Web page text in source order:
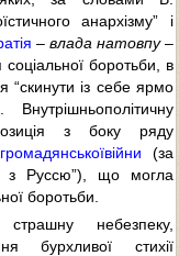
анархізму” і
– влада натовпу–
боротьби, в
“скинути із себе ярмо
з боку ряду
громадянськоївійни (за
з Руссю”), що могла
боротьби.
небезпеку,
бурхливої стихії